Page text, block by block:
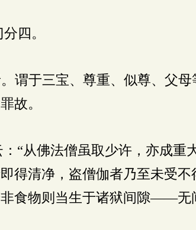
四。
谓于三宝、尊重、似尊、父母
故。
：“从佛法僧虽取少许，亦成重
得清净，盗僧伽者乃至未受
食物则当生于诸狱间隙——无